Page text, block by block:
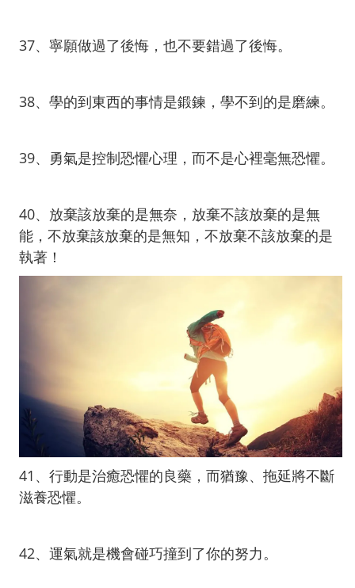
37、寧願做過了後悔，也不要錯過了後悔。
38、學的到東西的事情是鍛鍊，學不到的是磨練。
39、勇氣是控制恐懼心理，而不是心裡毫無恐懼。
40、放棄該放棄的是無奈，放棄不該放棄的是無
能，不放棄該放棄的是無知，不放棄不該放棄的是
執著！
41、行動是治癒恐懼的良藥，而猶豫、拖延將不斷
滋養恐懼。
42、運氣就是機會碰巧撞到了你的努力。